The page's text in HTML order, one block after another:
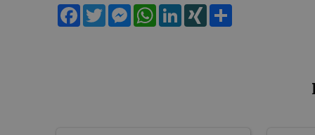
Facebook
TwitterMessengerWhatsApp
LinkedInXING